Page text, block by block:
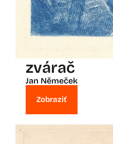
zvárač
Jan Němeček
Zobraziť